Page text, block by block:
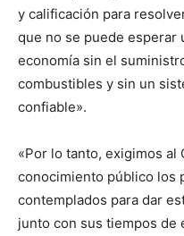
y calificación para
que no se puede esperar
economía sin el
combustibles y sin un
confiable».
«Por lo tanto, exigimos al
conocimiento público los
contemplados para dar
junto con sus tiempos de